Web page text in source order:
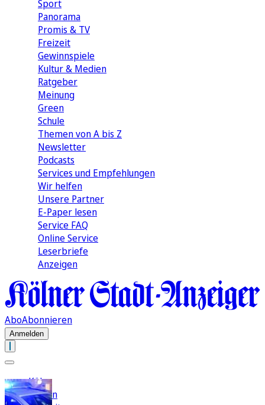
Sport
Panorama
Promis & TV
Freizeit
Gewinnspiele
Kultur & Medien
Ratgeber
Meinung
Green
Schule
Themen von A bis Z
Newsletter
Podcasts
Services und Empfehlungen
Wir helfen
Unsere Partner
E-Paper lesen
Service FAQ
Online Service
Leserbriefe
Anzeigen
AboAbonnieren
Anmelden
Köln
Region